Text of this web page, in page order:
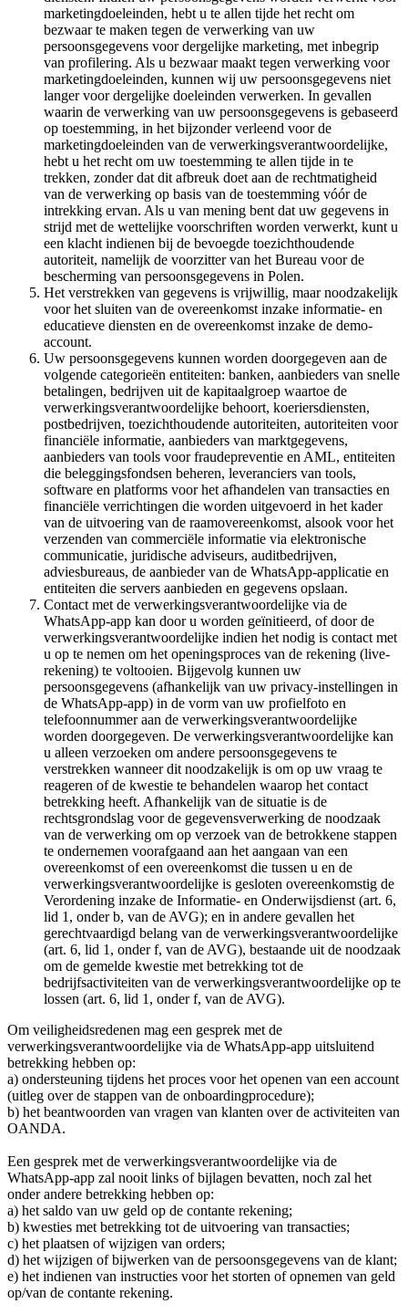
marketingdoeleinden, hebt u te allen tijde het recht om
bezwaar te maken tegen de verwerking van uw
persoonsgegevens voor dergelijke marketing, met inbegrip
van profilering. Als u bezwaar maakt tegen verwerking voor
marketingdoeleinden, kunnen wij uw persoonsgegevens niet
langer voor dergelijke doeleinden verwerken. In gevallen
waarin de verwerking van uw persoonsgegevens is gebaseerd
op toestemming, in het bijzonder verleend voor de
marketingdoeleinden van de verwerkingsverantwoordelijke,
hebt u het recht om uw toestemming te allen tijde in te
trekken, zonder dat dit afbreuk doet aan de rechtmatigheid
van de verwerking op basis van de toestemming vóór de
intrekking ervan. Als u van mening bent dat uw gegevens in
strijd met de wettelijke voorschriften worden verwerkt, kunt u
een klacht indienen bij de bevoegde toezichthoudende
autoriteit, namelijk de voorzitter van het Bureau voor de
bescherming van persoonsgegevens in Polen.
Het verstrekken van gegevens is vrijwillig, maar noodzakelijk
voor het sluiten van de overeenkomst inzake informatie- en
educatieve diensten en de overeenkomst inzake de demo-
account.
Uw persoonsgegevens kunnen worden doorgegeven aan de
volgende categorieën entiteiten: banken, aanbieders van snelle
betalingen, bedrijven uit de kapitaalgroep waartoe de
verwerkingsverantwoordelijke behoort, koeriersdiensten,
postbedrijven, toezichthoudende autoriteiten, autoriteiten voor
financiële informatie, aanbieders van marktgegevens,
aanbieders van tools voor fraudepreventie en AML, entiteiten
die beleggingsfondsen beheren, leveranciers van tools,
software en platforms voor het afhandelen van transacties en
financiële verrichtingen die worden uitgevoerd in het kader
van de uitvoering van de raamovereenkomst, alsook voor het
verzenden van commerciële informatie via elektronische
communicatie, juridische adviseurs, auditbedrijven,
adviesbureaus, de aanbieder van de WhatsApp-applicatie en
entiteiten die servers aanbieden en gegevens opslaan.
Contact met de verwerkingsverantwoordelijke via de
WhatsApp-app kan door u worden geïnitieerd, of door de
verwerkingsverantwoordelijke indien het nodig is contact met
u op te nemen om het openingsproces van de rekening (live-
rekening) te voltooien. Bijgevolg kunnen uw
persoonsgegevens (afhankelijk van uw privacy-instellingen in
de WhatsApp-app) in de vorm van uw profielfoto en
telefoonnummer aan de verwerkingsverantwoordelijke
worden doorgegeven. De verwerkingsverantwoordelijke kan
u alleen verzoeken om andere persoonsgegevens te
verstrekken wanneer dit noodzakelijk is om op uw vraag te
reageren of de kwestie te behandelen waarop het contact
betrekking heeft. Afhankelijk van de situatie is de
rechtsgrondslag voor de gegevensverwerking de noodzaak
van de verwerking om op verzoek van de betrokkene stappen
te ondernemen voorafgaand aan het aangaan van een
overeenkomst of een overeenkomst die tussen u en de
verwerkingsverantwoordelijke is gesloten overeenkomstig de
Verordening inzake de Informatie- en Onderwijsdienst (art. 6,
lid 1, onder b, van de AVG); en in andere gevallen het
gerechtvaardigd belang van de verwerkingsverantwoordelijke
(art. 6, lid 1, onder f, van de AVG), bestaande uit de noodzaak
om de gemelde kwestie met betrekking tot de
bedrijfsactiviteiten van de verwerkingsverantwoordelijke op te
lossen (art. 6, lid 1, onder f, van de AVG).
Om veiligheidsredenen mag een gesprek met de
verwerkingsverantwoordelijke via de WhatsApp-app uitsluitend
betrekking hebben op:
a) ondersteuning tijdens het proces voor het openen van een account
(uitleg over de stappen van de onboardingprocedure);
b) het beantwoorden van vragen van klanten over de activiteiten van
OANDA.
Een gesprek met de verwerkingsverantwoordelijke via de
WhatsApp-app zal nooit links of bijlagen bevatten, noch zal het
onder andere betrekking hebben op:
a) het saldo van uw geld op de contante rekening;
b) kwesties met betrekking tot de uitvoering van transacties;
c) het plaatsen of wijzigen van orders;
d) het wijzigen of bijwerken van de persoonsgegevens van de klant;
e) het indienen van instructies voor het storten of opnemen van geld
op/van de contante rekening.